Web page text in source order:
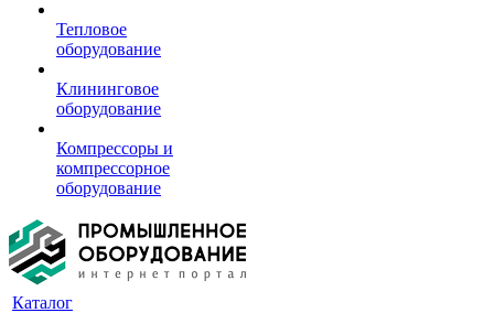
Тепловое
оборудование
Клининговое
оборудование
Компрессоры и
компрессорное
оборудование
Каталог